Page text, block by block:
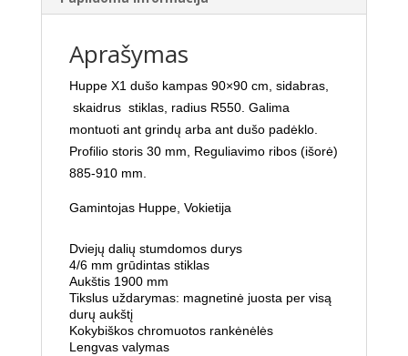
Aprašymas
Huppe X1 dušo kampas 90×90 cm, sidabras,
skaidrus stiklas, radius R550. Galima
montuoti ant grindų arba ant dušo padėklo.
Profilio storis 30 mm, Reguliavimo ribos (išorė)
885-910 mm.
Gamintojas Huppe, Vokietija
Dviejų dalių stumdomos durys
4/6 mm grūdintas stiklas
Aukštis 1900 mm
Tikslus uždarymas: magnetinė juosta per visą
durų aukštį
Kokybiškos chromuotos rankėnėlės
Lengvas valymas